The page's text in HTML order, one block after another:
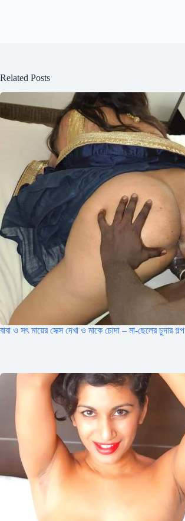
Related Posts
বাবা ও সৎ মায়ের সেক্স দেখা ও মাকে চোদা – মা-ছেলের চুদার গল্প